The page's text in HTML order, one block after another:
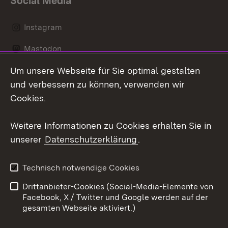
Instagram
Mastodon
Messenger
Kontakt
Impressum
Cookies
Um unsere Webseite für Sie optimal gestalten
und verbessern zu können, verwenden wir
Cookies.
Weitere Informationen zu Cookies erhalten Sie in
unserer Datenschutzerklärung.
Technisch notwendige Cookies
Drittanbieter-Cookies (Social-Media-Elemente von
Facebook, X / Twitter und Google werden auf der
gesamten Webseite aktiviert.)